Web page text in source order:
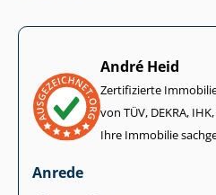
André Heid
Zertifizierte
von TÜV, DEKRA,
Ihre Immobilie
Anrede